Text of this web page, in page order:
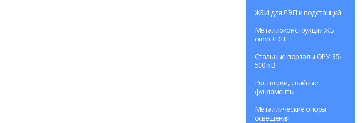
ЖБИ для ЛЭП и подстанций
Металлоконструкции ЖБ
опор ЛЭП
Стальные порталы ОРУ 35-
500 кВ
Ростверки, свайные
фундаменты
Металлические опоры
освещения